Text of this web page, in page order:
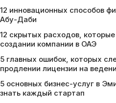
12 инновационных способов
Абу-Даби
12 скрытых расходов,
создании компании в ОАЭ
5 главных ошибок, которых
продлении лицензии на
5 основных бизнес-услуг в
знать каждый стартап